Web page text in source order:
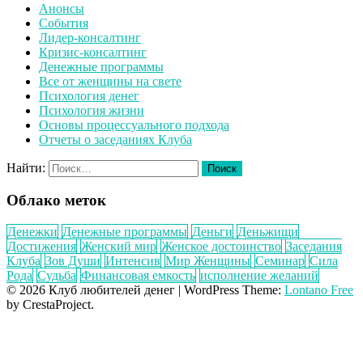
Анонсы
События
Лидер-консалтинг
Кризис-консалтинг
Денежные программы
Все от женщины на свете
Психология денег
Психология жизни
Основы процессуального подхода
Отчеты о заседаниях Клуба
Найти:
Облако меток
Денежки Денежные программы Деньги Деньжищи
Достижения Женский мир Женское достоинство Заседания
Клуба Зов Души Интенсив Мир Женщины Семинар Сила
Рода Судьба Финансовая емкость исполнение желаний
© 2026 Клуб любителей денег | WordPress Theme: Lontano Free
by CrestaProject.